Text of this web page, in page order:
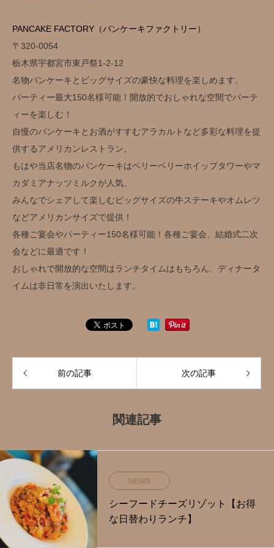
PANCAKE FACTORY（パンケーキファクトリー）
〒320-0054
栃木県宇都宮市東戸祭1-2-12
名物パンケーキとビッグサイズの豪快な料理を楽しめます。
パーティー最大150名様可能！開放的でおしゃれな空間でパーテ
ィーを楽しむ！
自慢のパンケーキとお酒がすすむアラカルトなど多彩な料理を提
供するアメリカンレストラン。
もはや当店名物のパンケーキはベリーベリーホイップタワーやマ
カダミアナッツミルクが人気、
みんなでシェアして楽しむビッグサイズの牛ステーキやオムレツ
などアメリカンサイズで提供！
各種ご宴会やパーティー150名様可能！各種ご宴会、結婚式二次
会などに最適です！
おしゃれで開放的な空間はランチタイムはもちろん、ディナータ
イムは非日常を演出いたします。
前の記事 次の記事
関連記事
NEWS
シーフードチーズリゾット【お得
な日替わりランチ】